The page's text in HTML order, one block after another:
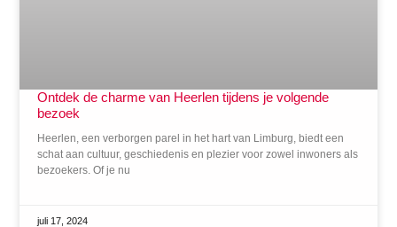
Ontdek de charme van Heerlen tijdens je volgende
bezoek
Heerlen, een verborgen parel in het hart van Limburg, biedt een
schat aan cultuur, geschiedenis en plezier voor zowel inwoners als
bezoekers. Of je nu
juli 17, 2024